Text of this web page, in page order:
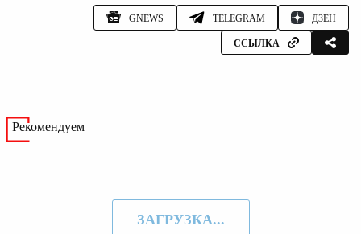
GNEWS TELEGRAM ДЗЕН
ССЫЛКА
Рекомендуем
ЗАГРУЗКА...